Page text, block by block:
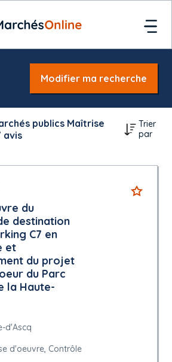
Modifier ma recherche
publics Maîtrise
avis
Trier
par
du
destination
C7 en
et
du projet
du Parc
la Haute-
d'Ascq
d'oeuvre, Contrôle